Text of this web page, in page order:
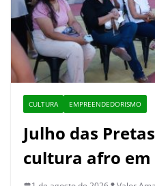
CULTURA EMPREENDEDORISMO
Julho das
cultura afro em